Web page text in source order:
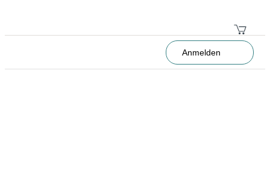
Anmelden